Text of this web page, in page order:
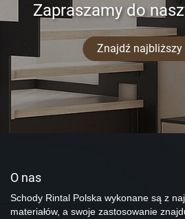
Zapraszamy do
Znajdź najbliższy
O nas
Schody Rintal Polska wykonane są z
materiałów, a swoje zastosowanie